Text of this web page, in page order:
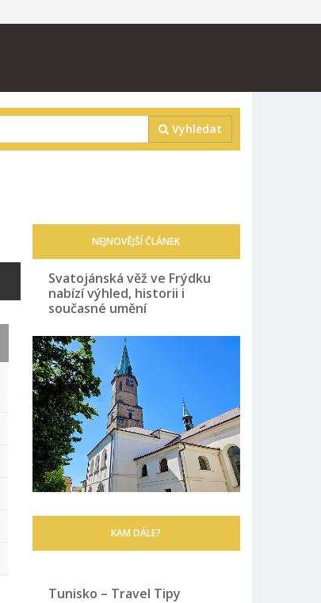
Vyhledat
NEJNOVĚJŠÍ ČLÁNEK
Svatojánská věž ve Frýdku
nabízí výhled, historii i
současné umění
KAM DÁLE?
Tunisko – Travel Tipy